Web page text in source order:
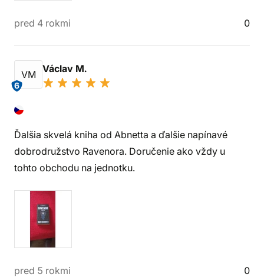
pred 4 rokmi 0
VM
6
Václav M.
Ďalšia skvelá kniha od Abnetta a ďalšie napínavé
dobrodružstvo Ravenora. Doručenie ako vždy u
tohto obchodu na jednotku.
pred 5 rokmi 0